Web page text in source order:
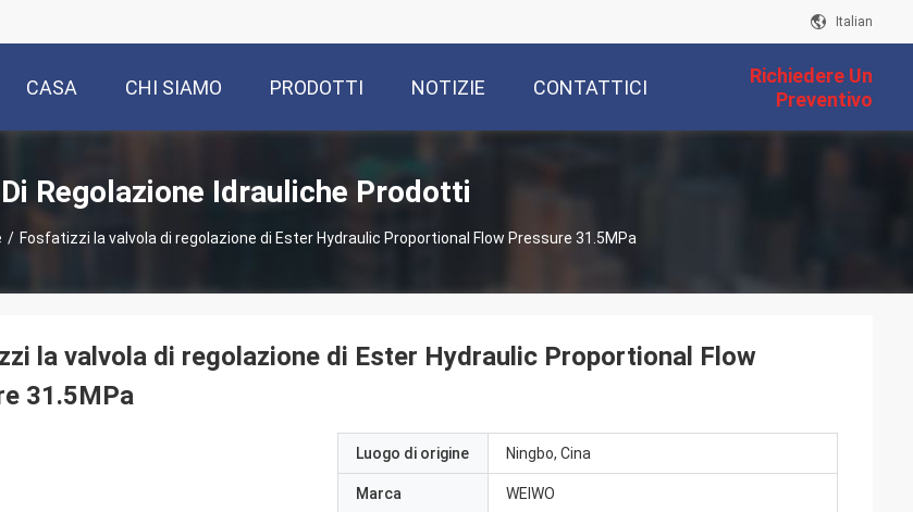
Italian
CASA CHI SIAMO PRODOTTI NOTIZIE CONTATTICI
Richiedere Un
Preventivo
Regolazione Idrauliche Prodotti
/ Fosfatizzi la valvola di regolazione di Ester Hydraulic Proportional Flow Pressure 31.5MPa
la valvola di regolazione di Ester Hydraulic Proportional Flow
31.5MPa
Luogo di origine Ningbo, Cina
Marca WEIWO